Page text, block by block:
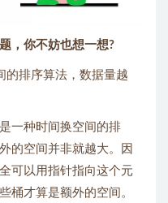
，你不妨也想一想?
的排序算法，数据量越
一种时间换空间的排
的空间并非就越大。因
可以用指针指向这个元
桶才算是额外的空间。